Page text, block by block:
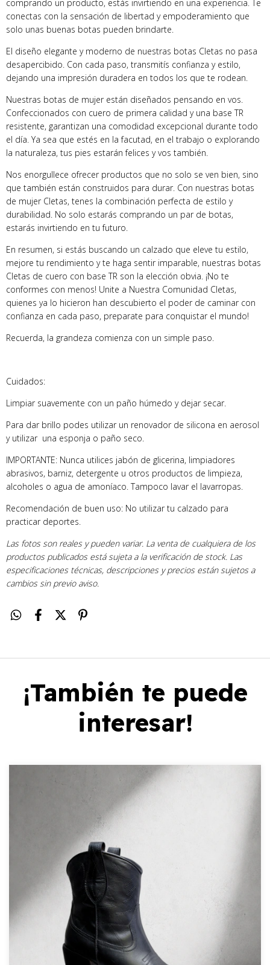
comprando un producto, estás invirtiendo en una experiencia. Te
conectas con la sensación de libertad y empoderamiento que
solo unas buenas botas pueden brindarte.
El diseño elegante y moderno de nuestras botas Cletas no pasa
desapercibido. Con cada paso, transmitís confianza y estilo,
dejando una impresión duradera en todos los que te rodean.
Nuestras botas de mujer están diseñados pensando en vos.
Confeccionados con cuero de primera calidad y una base TR
resistente, garantizan una comodidad excepcional durante todo
el día. Ya sea que estés en la facutad, en el trabajo o explorando
la naturaleza, tus pies estarán felices y vos también.
Nos enorgullece ofrecer productos que no solo se ven bien, sino
que también están construidos para durar. Con nuestras botas
de mujer Cletas, tenes la combinación perfecta de estilo y
durabilidad. No solo estarás comprando un par de botas,
estarás invirtiendo en tu futuro.
En resumen, si estás buscando un calzado que eleve tu estilo,
mejore tu rendimiento y te haga sentir imparable, nuestras botas
Cletas de cuero con base TR son la elección obvia. ¡No te
conformes con menos! Unite a Nuestra Comunidad Cletas,
quienes ya lo hicieron han descubierto el poder de caminar con
confianza en cada paso, preparate para conquistar el mundo!
Recuerda, la grandeza comienza con un simple paso.
Cuidados:
Limpiar suavemente con un paño húmedo y dejar secar.
Para dar brillo podes utilizar un renovador de silicona en aerosol
y utilizar una esponja o paño seco.
IMPORTANTE: Nunca utilices jabón de glicerina, limpiadores
abrasivos, barniz, detergente u otros productos de limpieza,
alcoholes o agua de amoníaco. Tampoco lavar el lavarropas.
Recomendación de buen uso: No utilizar tu calzado para
practicar deportes.
Las fotos son reales y pueden variar. La venta de cualquiera de los
productos publicados está sujeta a la verificación de stock. Las
especificaciones técnicas, descripciones y precios están sujetos a
cambios sin previo aviso.
¡También te puede
interesar!